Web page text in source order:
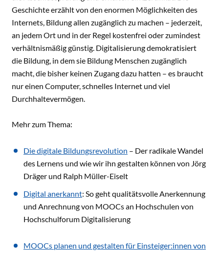
Geschichte erzählt von den enormen Möglichkeiten des
Internets, Bildung allen zugänglich zu machen – jederzeit,
an jedem Ort und in der Regel kostenfrei oder zumindest
verhältnismäßig günstig. Digitalisierung demokratisiert
die Bildung, in dem sie Bildung Menschen zugänglich
macht, die bisher keinen Zugang dazu hatten – es braucht
nur einen Computer, schnelles Internet und viel
Durchhaltevermögen.
Mehr zum Thema:
Die digitale Bildungsrevolution – Der radikale Wandel
des Lernens und wie wir ihn gestalten können von Jörg
Dräger und Ralph Müller-Eiselt
Digital anerkannt: So geht qualitätsvolle Anerkennung
und Anrechnung von MOOCs an Hochschulen von
Hochschulforum Digitalisierung
MOOCs planen und gestalten für Einsteiger:innen von